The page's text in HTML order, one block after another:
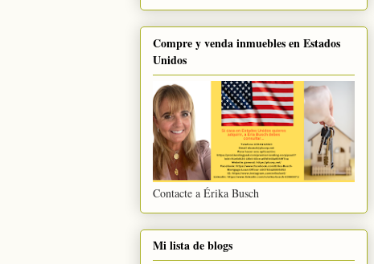
Compre y venda inmuebles en Estados
Unidos
Contacte a Érika Busch
Mi lista de blogs